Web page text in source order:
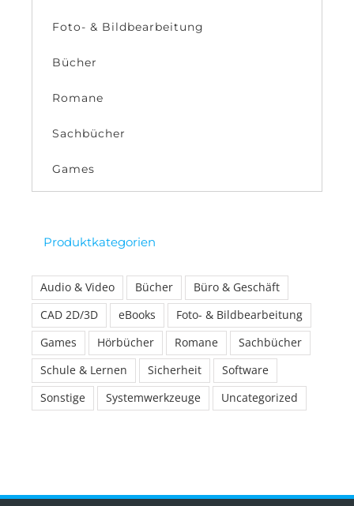
Foto- & Bildbearbeitung
Bücher
Romane
Sachbücher
Games
Produktkategorien
Audio & Video Bücher
Büro & Geschäft
CAD 2D/3D
eBooks
Foto- & Bildbearbeitung
Games
Hörbücher Romane
Sachbücher
Schule & Lernen
Sicherheit
Software
Sonstige
Systemwerkzeuge Uncategorized